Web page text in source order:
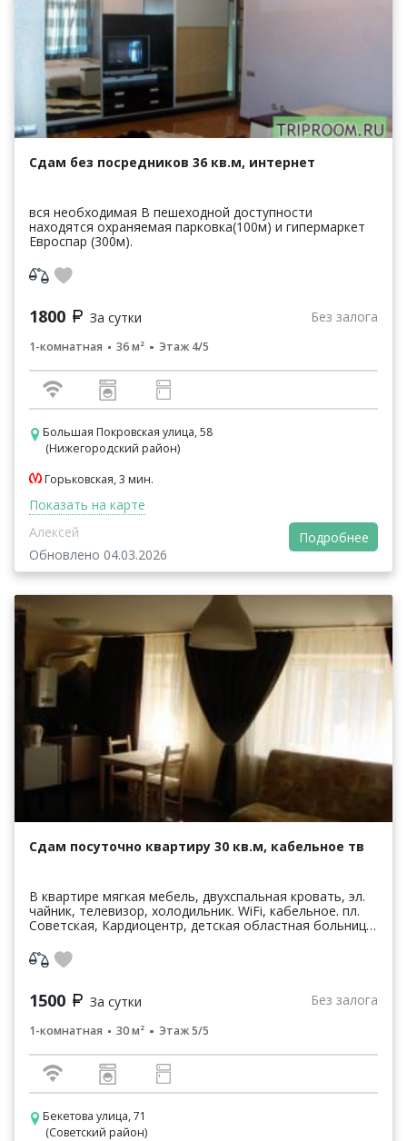
+7 903 901 6655
info@triproom.ru
Сдам без посредников 36 кв.м, интернет
вся необходимая В пешеходной доступности
находятся охраняемая парковка(100м) и гипермаркет
Евроспар (300м).
1800 За сутки Без залога
1-комнатная 36 м² Этаж 4/5
Большая Покровская улица, 58
(Нижегородский район)
Горьковская, 3 мин.
Показать на карте
Алексей
Обновлено 04.03.2026
Подробнее
Сдам посуточно квартиру 30 кв.м, кабельное тв
В квартире мягкая мебель, двухспальная кровать, эл.
чайник, телевизор, холодильник. WiFi, кабельное. пл.
Советская, Кардиоцентр, детская областная больница,
1500 За сутки Без залога
1-комнатная 30 м² Этаж 5/5
Бекетова улица, 71
(Советский район)